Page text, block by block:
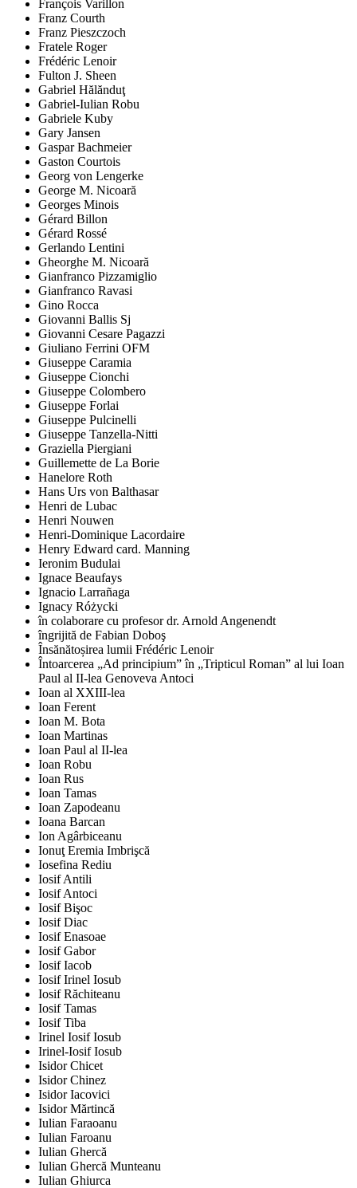
François Varillon
Franz Courth
Franz Pieszczoch
Fratele Roger
Frédéric Lenoir
Fulton J. Sheen
Gabriel Hălănduţ
Gabriel-Iulian Robu
Gabriele Kuby
Gary Jansen
Gaspar Bachmeier
Gaston Courtois
Georg von Lengerke
George M. Nicoară
Georges Minois
Gérard Billon
Gérard Rossé
Gerlando Lentini
Gheorghe M. Nicoară
Gianfranco Pizzamiglio
Gianfranco Ravasi
Gino Rocca
Giovanni Ballis Sj
Giovanni Cesare Pagazzi
Giuliano Ferrini OFM
Giuseppe Caramia
Giuseppe Cionchi
Giuseppe Colombero
Giuseppe Forlai
Giuseppe Pulcinelli
Giuseppe Tanzella-Nitti
Graziella Piergiani
Guillemette de La Borie
Hanelore Roth
Hans Urs von Balthasar
Henri de Lubac
Henri Nouwen
Henri-Dominique Lacordaire
Henry Edward card. Manning
Ieronim Budulai
Ignace Beaufays
Ignacio Larrañaga
Ignacy Różycki
în colaborare cu profesor dr. Arnold Angenendt
îngrijită de Fabian Doboş
Însănătoșirea lumii Frédéric Lenoir
Întoarcerea „Ad principium” în „Tripticul Roman” al lui Ioan
Paul al II-lea Genoveva Antoci
Ioan al XXIII-lea
Ioan Ferent
Ioan M. Bota
Ioan Martinas
Ioan Paul al II-lea
Ioan Robu
Ioan Rus
Ioan Tamas
Ioan Zapodeanu
Ioana Barcan
Ion Agârbiceanu
Ionuţ Eremia Imbrişcă
Iosefina Rediu
Iosif Antili
Iosif Antoci
Iosif Bişoc
Iosif Diac
Iosif Enasoae
Iosif Gabor
Iosif Iacob
Iosif Irinel Iosub
Iosif Răchiteanu
Iosif Tamas
Iosif Tiba
Irinel Iosif Iosub
Irinel-Iosif Iosub
Isidor Chicet
Isidor Chinez
Isidor Iacovici
Isidor Mărtincă
Iulian Faraoanu
Iulian Faroanu
Iulian Ghercă
Iulian Ghercă Munteanu
Iulian Ghiurca